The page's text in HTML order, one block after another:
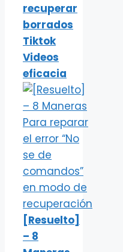
recuperar
borrados
Tiktok
Videos
eficacia
[Resuelto]
– 8